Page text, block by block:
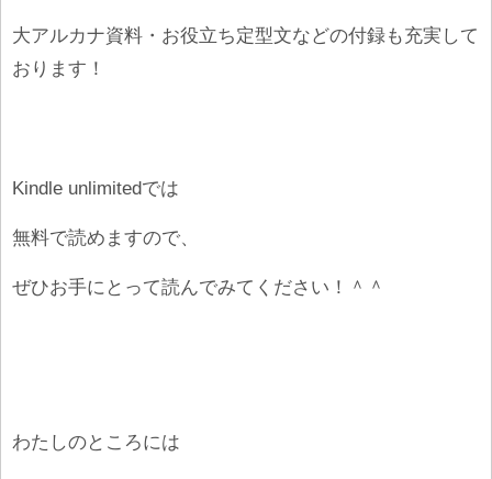
大アルカナ資料・お役立ち定型文などの付録も充実して
おります！
Kindle unlimitedでは
無料で読めますので、
ぜひお手にとって読んでみてください！＾＾
わたしのところには